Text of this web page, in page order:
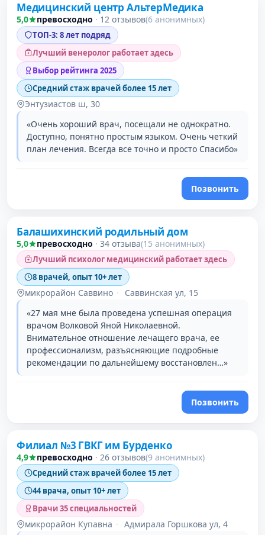
Медицинский центр АльтерМедика
5,0 превосходно · 12 отзывов(6 анонимных)
ТОП-3: 8 лет подряд
Лучший венеролог работает здесь
Выбор рейтинга 2025
Средний стаж врачей более 15 лет
Энтузиастов ш, 30
«Очень хороший врач, посещали не однократно.
Доступно, понятно простым языком. Очень четкий
план лечения. Всегда все точно и просто Спасибо»
Позвонить
Балашихинский родильный дом
5,0 превосходно · 34 отзыва(15 анонимных)
Лучший психолог медицинский работает здесь
8 врачей, опыт 10+ лет
микрорайон Саввино ·
Саввинская ул, 15
«27 мая мне была проведена успешная операция
врачом Волковой Яной Николаевной.
Внимательное отношение лечащего врача, ее
профессионализм, разъясняющие подробные
рекомендации по дальнейшему восстановлен…»
Позвонить
Филиал №3 ГВКГ им Бурденко
4,9 превосходно · 26 отзывов(9 анонимных)
Средний стаж врачей более 15 лет
44 врача, опыт 10+ лет
Врачи 35 специальностей
микрорайон Купавна · Адмирала Горшкова ул, 4